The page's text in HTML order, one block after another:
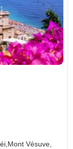
Mont Vésuve,